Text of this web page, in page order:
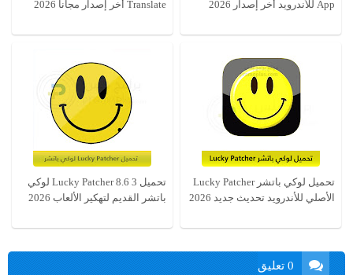
App للأندرويد أخر إصدار 2026
Translate أخر إصدار مجانا 2026
تحميل لوكي باتشر Lucky Patcher
الأصلي للأندرويد تحديث جديد 2026
تحميل Lucky Patcher 8.6 3 لوكي
باتشر القديم لتهكير الألعاب 2026
0 تعليق